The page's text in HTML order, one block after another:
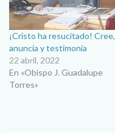
¡Cristo ha resucitado! Cree,
anuncia y testimonia
22 abril, 2022
En «Obispo J. Guadalupe
Torres»